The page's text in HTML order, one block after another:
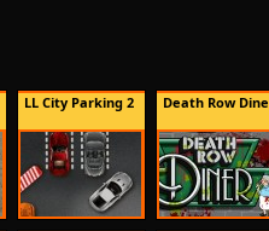
LL City Parking 2 Death Row